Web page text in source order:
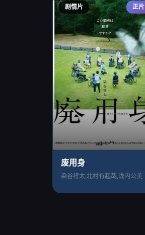
剧情片 正片
废用身
染谷将太,北村有起哉,泷内公美